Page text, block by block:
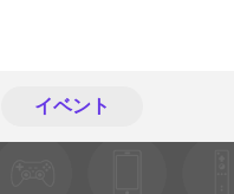
イベント